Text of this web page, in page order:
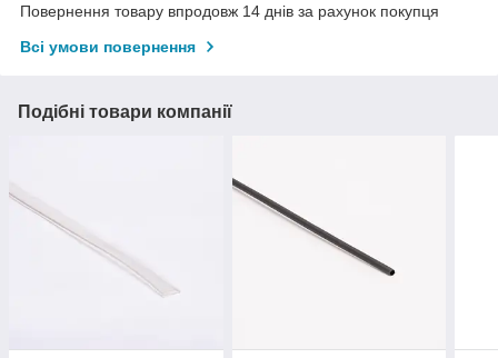
Повернення товару впродовж 14 днів за рахунок покупця
Всі умови повернення
Подібні товари компанії